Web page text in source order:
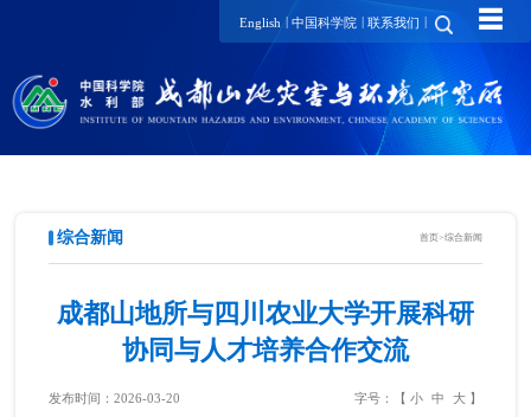
English | 中国科学院 | 联系我们 | ☰
综合新闻 首页>综合新闻
成都山地所与四川农业大学开展科研
协同与人才培养合作交流
发布时间：2026-03-20 字号：【 小 中 大】